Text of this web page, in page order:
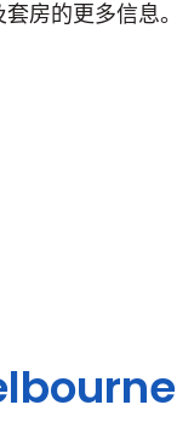
房的更多信息。